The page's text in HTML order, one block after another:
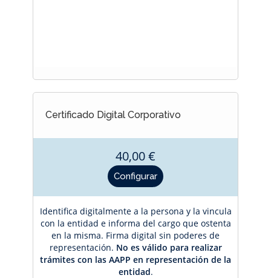
Certificado Digital Corporativo
Precio
40,00 €
Configurar
Identifica digitalmente a la persona y la vincula
con la entidad e informa del cargo que ostenta
en la misma. Firma digital sin poderes de
representación. No es válido para realizar
trámites con las AAPP en representación de la
entidad.